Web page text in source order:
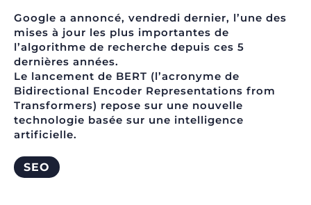
Google a annoncé, vendredi dernier, l’une des
mises à jour les plus importantes de
l’algorithme de recherche depuis ces 5
dernières années.
Le lancement de BERT (l’acronyme de
Bidirectional Encoder Representations from
Transformers) repose sur une nouvelle
technologie basée sur une intelligence
artificielle.
SEO